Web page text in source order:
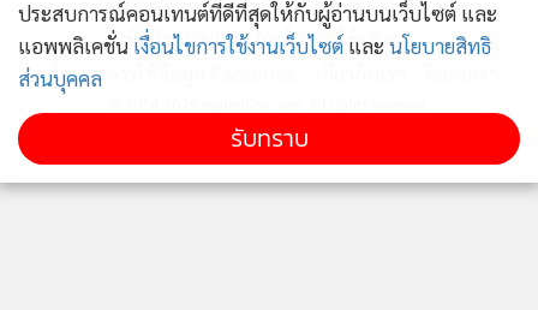
ข้อกำหนดและเงื่อนไขการใช้บริการ
นโยบายการใช้ข้อมูล Facebook
ประสบการณ์คอนเทนต์ที่ดีที่สุดให้กับผู้อ่านบนเว็บไซต์ และ
แอพพลิเคชั่น เงื่อนไขการใช้งานเว็บไซต์ และ นโยบายสิทธิ
ส่วนบุคคล
รับทราบ